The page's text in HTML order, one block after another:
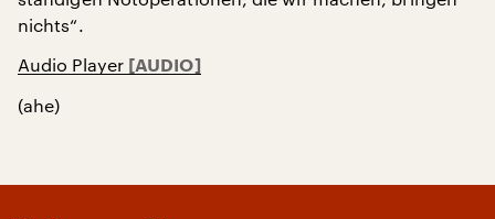
nichts“.
Audio Player
(ahe)